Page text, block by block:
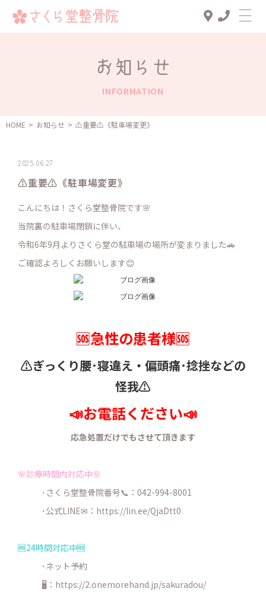
診療メニュー
スタッフ一覧
お知らせ
INFORMATION
HOME > お知らせ > ⚠️重要⚠️《駐車場変更》
2025.06.27
⚠️重要⚠️《駐車場変更》
こんにちは！さくら堂整骨院です🌸
当院裏の駐車場閉鎖に伴い、
令和6年9月よりさくら堂の駐車場の場所が変まりました🚗
ご確認よろしくお願いします😊
🆘急性の患者様🆘
⚠️ぎっくり腰･寝違え・ 偏頭痛･捻挫などの
怪我⚠️
📣お電話ください📣
応急処置だけでもさせて頂きます
🌸診療時間内対応中🌸
･さくら堂整骨院番号📞：042-994-8001
･公式LINE✉： https://lin.ee/QjaDtt0
🆓24時間対応中🆓
･ネット予約
🖥：https://2.onemorehand.jp/sakuradou/